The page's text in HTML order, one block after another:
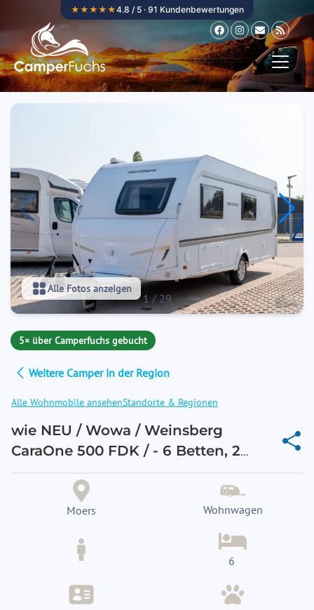
Zum Inhalt springen
1/29
Alle Fotos anzeigen
5× über Camperfuchs gebucht
Weitere Camper in der Region
Alle Wohnmobile ansehenStandorte & Regionen
wie NEU / Wowa / Weinsberg
CaraOne 500 FDK / - 6 Betten, 2
Warmwasser, Dusche, VOLL
Ausstattung, ohne TV, optional
Moers Wohnwagen
6
★★★★★4.8 / 5 · 91 Kundenbewertungen